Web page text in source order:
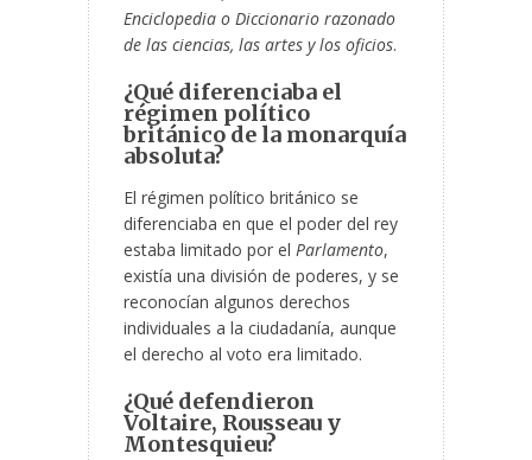
Enciclopedia o Diccionario razonado
de las ciencias, las artes y los oficios.
¿Qué diferenciaba el
régimen político
británico de la monarquía
absoluta?
El régimen político británico se
diferenciaba en que el poder del rey
estaba limitado por el Parlamento,
existía una división de poderes, y se
reconocían algunos derechos
individuales a la ciudadanía, aunque
el derecho al voto era limitado.
¿Qué defendieron
Voltaire, Rousseau y
Montesquieu?